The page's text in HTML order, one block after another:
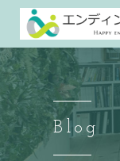
Blog